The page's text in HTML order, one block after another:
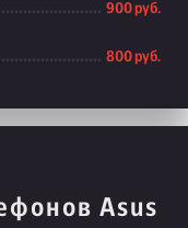
900 руб.
800 руб.
Asus